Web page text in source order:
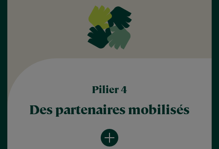
Pilier 4
Des partenaires mobilisés